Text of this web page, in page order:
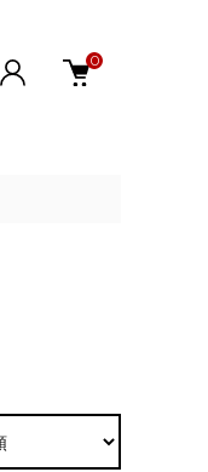
0